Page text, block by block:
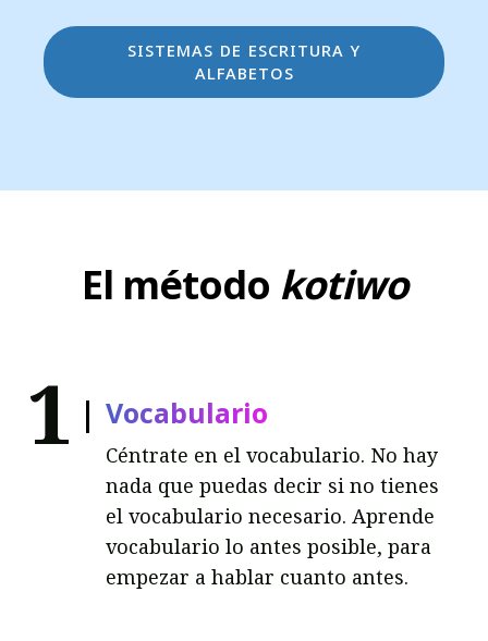
sistemas de escritura y
alfabetos
El método kotiwo
1 Vocabulario
Céntrate en el vocabulario. No hay
nada que puedas decir si no tienes
el vocabulario necesario. Aprende
vocabulario lo antes posible, para
empezar a hablar cuanto antes.